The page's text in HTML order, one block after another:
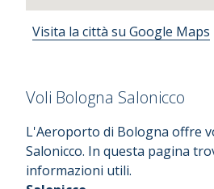
Visita la città su Google Maps
Voli Bologna Salonicco
L'Aeroporto di Bologna offre
Salonicco. In questa pagina
informazioni utili.